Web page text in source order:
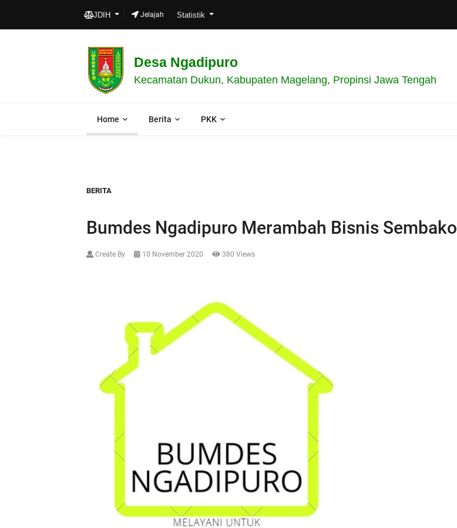
JDIH Jelajah Statistik
Desa Ngadipuro
Kecamatan Dukun, Kabupaten Magelang, Propinsi Jawa Tengah
Home Berita PKK
BERITA
Bumdes Ngadipuro Merambah Bisnis Sembako
Create By 10 November 2020 380 Views